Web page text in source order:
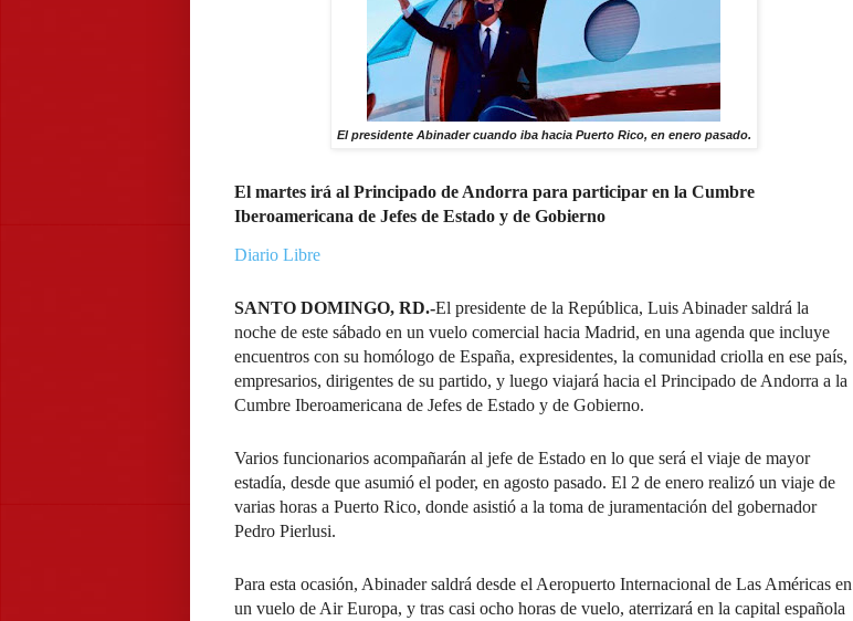
El presidente Abinader cuando iba hacia Puerto Rico, en enero pasado.
El martes irá al Principado de Andorra para participar en la Cumbre
Iberoamericana de Jefes de Estado y de Gobierno
Diario Libre
SANTO DOMINGO, RD.-El presidente de la República, Luis Abinader saldrá la
noche de este sábado en un vuelo comercial hacia Madrid, en una agenda que incluye
encuentros con su homólogo de España, expresidentes, la comunidad criolla en ese país,
empresarios, dirigentes de su partido, y luego viajará hacia el Principado de Andorra a la
Cumbre Iberoamericana de Jefes de Estado y de Gobierno.
Varios funcionarios acompañarán al jefe de Estado en lo que será el viaje de mayor
estadía, desde que asumió el poder, en agosto pasado. El 2 de enero realizó un viaje de
varias horas a Puerto Rico, donde asistió a la toma de juramentación del gobernador
Pedro Pierlusi.
Para esta ocasión, Abinader saldrá desde el Aeropuerto Internacional de Las Américas en
un vuelo de Air Europa, y tras casi ocho horas de vuelo, aterrizará en la capital española